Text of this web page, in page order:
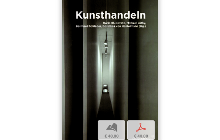
b
€ 40,00
p
€ 40,00